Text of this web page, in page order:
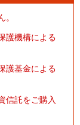
護機構による
護基金による
信託をご購入